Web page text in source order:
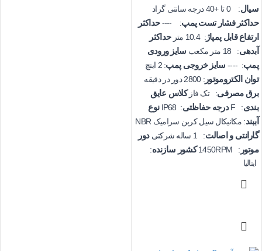
سیال: 0 تا +40 درجه سانتی گراد
حداکثر فشار تست پمپ: ----حداکثر
ارتفاع قابل پمپاژ: 10.4 متر
حداکثر
آبدهی: 18 متر مکعب
سایز ورودی
پمپ: ---- سایز خروجی پمپ: 2 اینچ
توان الکتروموتور : 2800 دور در دقیقه
برق مصرفی: تک فازکلاس عایق
بندی: F درجه حفاظتی: IP68
نوع
آببند: مکانیکال سیل کربن سرامیک NBR
گارانتی و اصالت: 1 ساله شرکتی
دور
موتور : 1450RPM کشور سازنده:
ایتالیا